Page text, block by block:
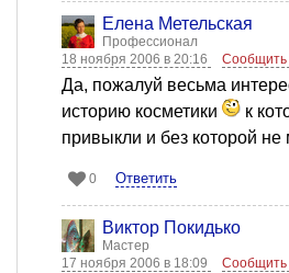
Елена Метельская
Профессионал
18 ноября 2006 в 20:16
Сообщить
Да, пожалуй весьма
историю косметики
к
привыкли и без которой
0 Ответить
Виктор Покидько
Мастер
17 ноября 2006 в 18:09
Сообщить